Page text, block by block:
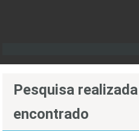
Pesquisa
encontrado